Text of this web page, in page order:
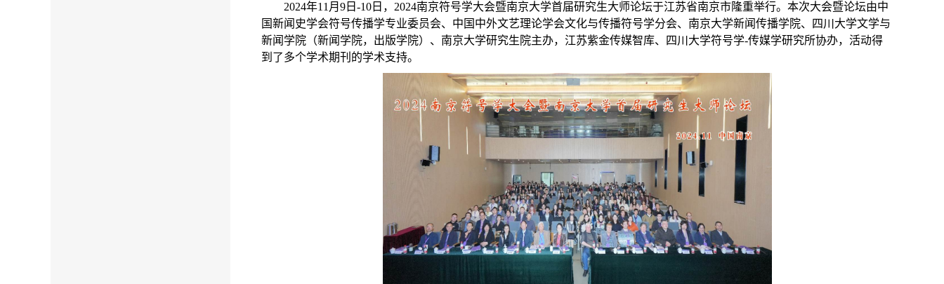
2024年11 月 9 日 -10 日， 2024南京符号学大会暨南京大学首届研究生大师论坛于江苏省南京市隆重举行。本次大会暨论坛由中
国新闻史学会符号传播学专业委员会、中国中外文艺理论学会文化与传播符号学分会、南京大学新闻传播学院、四川大学文学与
新闻学院（新闻学院，出版学院）、南京大学研究生院主办，江苏紫金传媒智库、四川大学符号学-传媒学研究所协办，活动得
到了多个学术期刊的学术支持。